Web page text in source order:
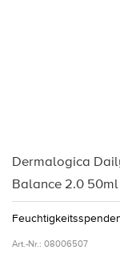
Dermalogica
Balance 2.0 50ml
Art.-Nr.: 08006507